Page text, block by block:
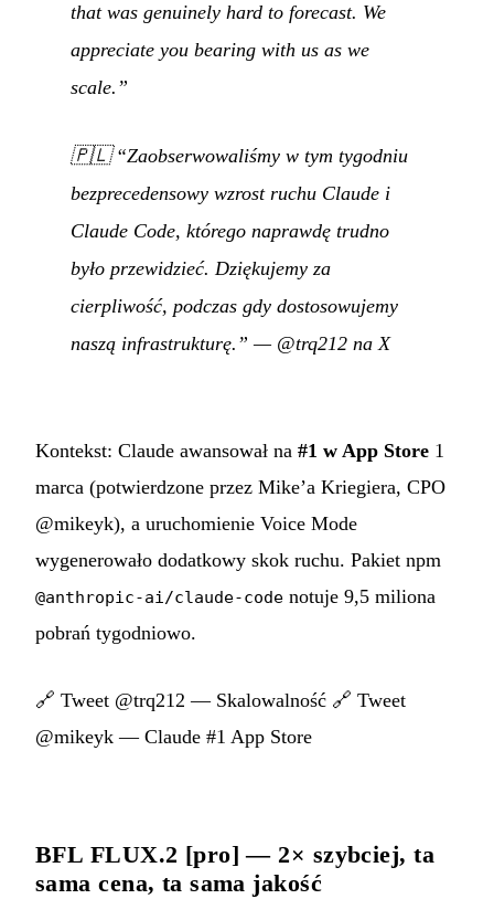
that was genuinely hard to forecast. We
appreciate you bearing with us as we
scale.”
🇵🇱“Zaobserwowaliśmy w tym tygodniu
bezprecedensowy wzrost ruchu Claude i
Claude Code, którego naprawdę trudno
było przewidzieć. Dziękujemy za
cierpliwość, podczas gdy dostosowujemy
naszą infrastrukturę.” — @trq212 na X
Kontekst: Claude awansował na #1 w App Store 1
marca (potwierdzone przez Mike’a Kriegiera, CPO
@mikeyk), a uruchomienie Voice Mode
wygenerowało dodatkowy skok ruchu. Pakiet npm
@anthropic-ai/claude-code notuje 9,5 miliona
pobrań tygodniowo.
🔗 Tweet @trq212 — Skalowalność 🔗 Tweet
@mikeyk — Claude #1 App Store
BFL FLUX.2 [pro] — 2× szybciej, ta
sama cena, ta sama jakość